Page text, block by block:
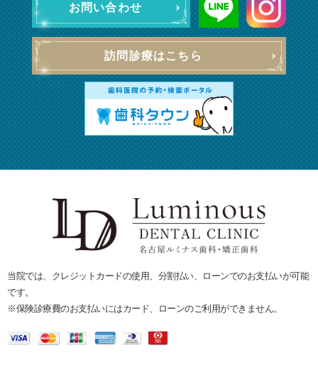
お問い合わせ
訪問診療はこちら
当院では、クレジットカードの使用、分割払い、ローンでのお支払いが可能
です。
※保険診療費のお支払いにはカード、ローンのご利用ができません。